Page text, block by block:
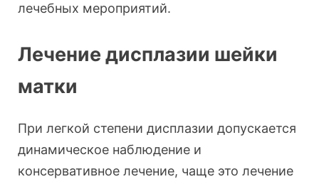
лечебных мероприятий.
Лечение дисплазии шейки
матки
При легкой степени дисплазии допускается
динамическое наблюдение и
консервативное лечение, чаще это лечение